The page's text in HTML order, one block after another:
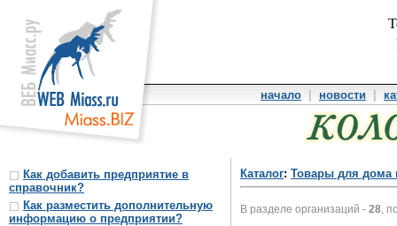
начало новости
Как добавить предприятие в
справочник?
Как разместить дополнительную
информацию о предприятии?
Каталог: Товары для дома
В разделе организаций - 28 ,